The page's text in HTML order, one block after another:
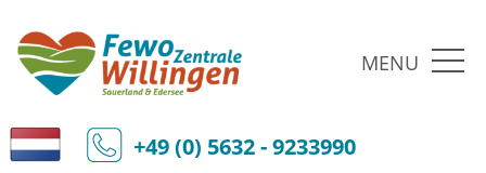
MENU
+49 (0) 5632 - 9233990
Fewo-Zentrale Willingen Ferienobjekte Fewo-Details